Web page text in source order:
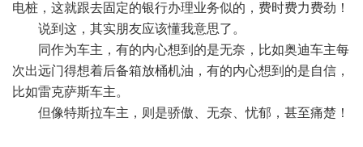
电桩，这就跟去固定的银行办理业务似的，费时费力费劲！
说到这，其实朋友应该懂我意思了。
同作为车主，有的内心想到的是无奈，比如奥迪车主每
次出远门得想着后备箱放桶机油，有的内心想到的是自信，
比如雷克萨斯车主。
但像特斯拉车主，则是骄傲、无奈、忧郁，甚至痛楚！